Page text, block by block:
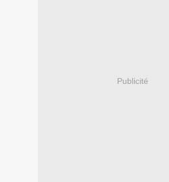
Publicité